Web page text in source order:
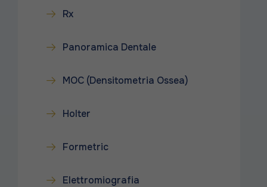
Rx
Panoramica Dentale
MOC (Densitometria Ossea)
Holter
Formetric
Elettromiografia